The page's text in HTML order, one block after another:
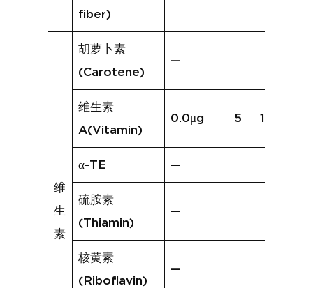
fiber)
维
生
素
胡萝卜素
(Carotene)
—
维生素
A(Vitamin)
0.0μg 5 14.4μg
α-TE —
硫胺素
(Thiamin)
—
核黄素
(Riboflavin)
—